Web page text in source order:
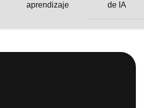
aprendizaje
de IA